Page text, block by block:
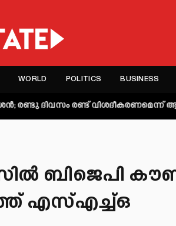
WORLD POLITICS BUSINESS
രണ്ട് വിശദീകരണമെന്ന് ആക്ഷേപം
ബിജെപി
എസ്എച്ച്ഒ